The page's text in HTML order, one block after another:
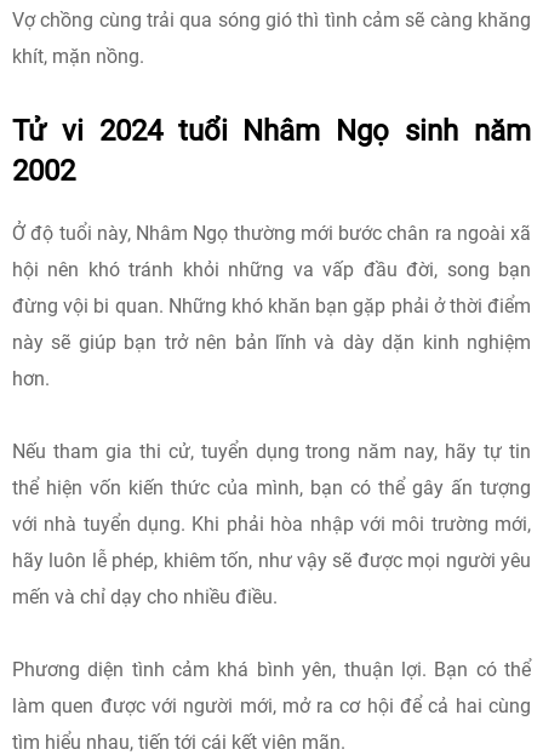
Vợ chồng cùng trải qua sóng gió thì tình cảm sẽ càng khăng
khít, mặn nồng.
Tử vi 2024 tuổi Nhâm Ngọ sinh năm
2002
Ở độ tuổi này, Nhâm Ngọ thường mới bước chân ra ngoài xã
hội nên khó tránh khỏi những va vấp đầu đời, song bạn
đừng vội bi quan. Những khó khăn bạn gặp phải ở thời điểm
này sẽ giúp bạn trở nên bản lĩnh và dày dặn kinh nghiệm
hơn.
Nếu tham gia thi cử, tuyển dụng trong năm nay, hãy tự tin
thể hiện vốn kiến thức của mình, bạn có thể gây ấn tượng
với nhà tuyển dụng. Khi phải hòa nhập với môi trường mới,
hãy luôn lễ phép, khiêm tốn, như vậy sẽ được mọi người yêu
mến và chỉ dạy cho nhiều điều.
Phương diện tình cảm khá bình yên, thuận lợi. Bạn có thể
làm quen được với người mới, mở ra cơ hội để cả hai cùng
tìm hiểu nhau, tiến tới cái kết viên mãn.